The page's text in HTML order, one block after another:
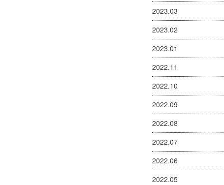
2023.03
2023.02
2023.01
2022.11
2022.10
2022.09
2022.08
2022.07
2022.06
2022.05